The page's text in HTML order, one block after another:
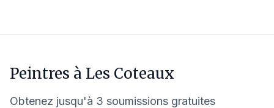
Peintres à Les Coteaux
Obtenez jusqu'à 3 soumissions gratuites